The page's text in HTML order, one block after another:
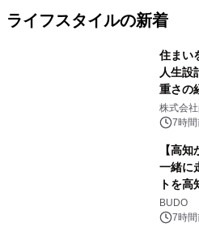
ライフスタイルの新着
住まい
人生設
重さの
株式会
7時間
【高
一緒に
トを
BUDO
7時間